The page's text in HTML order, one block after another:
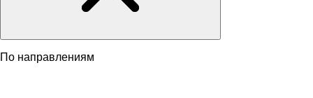
По направлениям